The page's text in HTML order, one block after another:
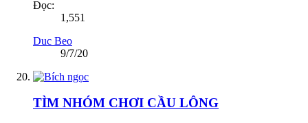
Đọc:
1,551
Duc Beo
9/7/20
TÌM NHÓM CHƠI CẦU LÔNG